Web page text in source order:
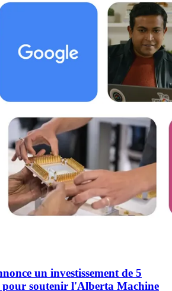
un investissement de 5
soutenir l'Alberta Machine